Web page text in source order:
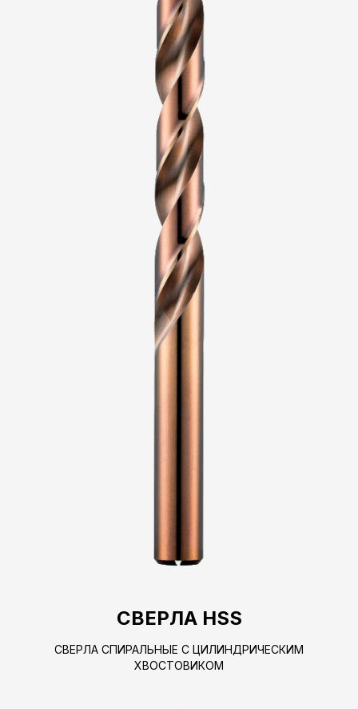
СВЕРЛА HSS
СВЕРЛА СПИРАЛЬНЫЕ С ЦИЛИНДРИЧЕСКИМ
ХВОСТОВИКОМ